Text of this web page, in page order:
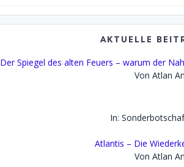
AKTUELLE
Der Spiegel des alten Feuers – warum der
Von Atlan
In:
Atlantis – Die
Von Atlan